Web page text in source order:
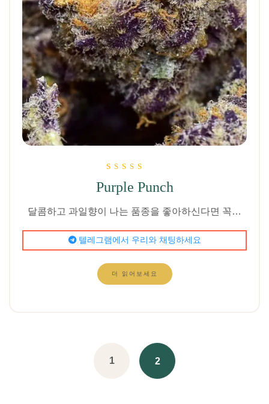
5.00
로 평가됨
Purple Punch
달콤하고 과일향이 나는 품종을 좋아하신다면 꼭…
텔레그램에서 우리와 채팅하세요
더 읽어보세요
1 2